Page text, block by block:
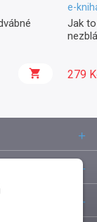
e-
Jak
279